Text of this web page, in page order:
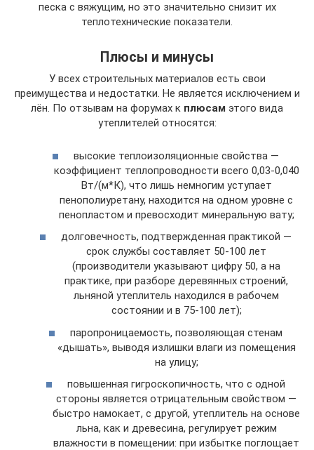
песка с вяжущим, но это значительно снизит их
теплотехнические показатели.
Плюсы и минусы
У всех строительных материалов есть свои
преимущества и недостатки. Не является исключением и
лён. По отзывам на форумах к плюсам этого вида
утеплителей относятся:
высокие теплоизоляционные свойства —
коэффициент теплопроводности всего 0,03-0,040
Вт/(м*К), что лишь немногим уступает
пенополиуретану, находится на одном уровне с
пенопластом и превосходит минеральную вату;
долговечность, подтвержденная практикой —
срок службы составляет 50-100 лет
(производители указывают цифру 50, а на
практике, при разборе деревянных строений,
льняной утеплитель находился в рабочем
состоянии и в 75-100 лет);
паропроницаемость, позволяющая стенам
«дышать», выводя излишки влаги из помещения
на улицу;
повышенная гигроскопичность, что с одной
стороны является отрицательным свойством —
быстро намокает, с другой, утеплитель на основе
льна, как и древесина, регулирует режим
влажности в помещении: при избытке поглощает